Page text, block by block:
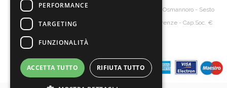
Diva's SrlIngrosso borse pelle
- Via Senna, 20 – 50019 Osmannoro - Sesto
Fiorentino - Florence Italy - P.Iva 06154620485 - R.I. Firenze - Cap.Soc. €
PERFORMANCE
TARGETING
FUNZIONALITÀ
ACCETTA TUTTO RIFIUTA TUTTO